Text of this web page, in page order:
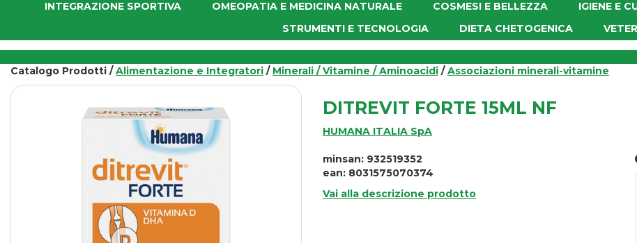
INTEGRAZIONE SPORTIVA OMEOPATIA E MEDICINA NATURALE COSMESI E BELLEZZA IGIENE E
STRUMENTI E TECNOLOGIA
DIETA CHETOGENICA
Catalogo Prodotti /Alimentazione e Integratori / Minerali / Vitamine / Aminoacidi /Associazioni minerali-vitamine
DITREVIT FORTE 15ML NF
HUMANA ITALIA SpA
minsan: 932519352
ean: 8031575070374
Vai alla descrizione prodotto